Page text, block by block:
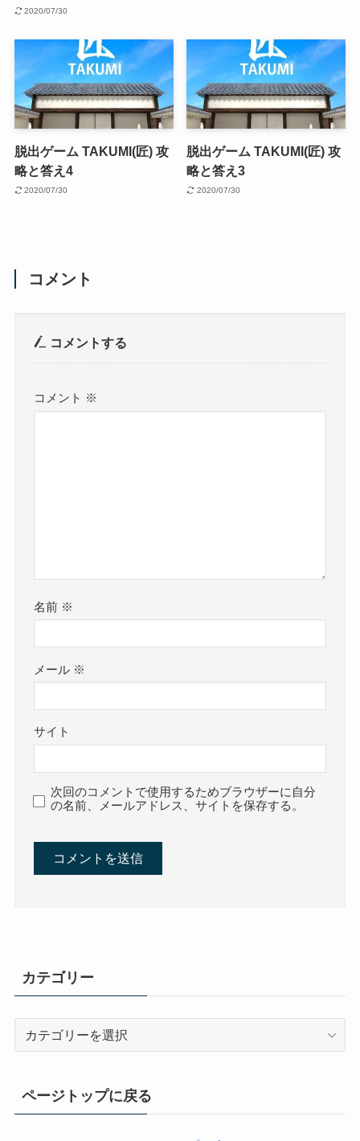
2020/07/30
脱出ゲーム TAKUMI(匠) 攻
略と答え4
2020/07/30
脱出ゲーム TAKUMI(匠) 攻
略と答え3
2020/07/30
コメント
コメントする
コメント ※
名前 ※
メール ※
サイト
次回のコメントで使用するためブラウザーに自分
の名前、メールアドレス、サイトを保存する。
カテゴリー
ページトップに戻る